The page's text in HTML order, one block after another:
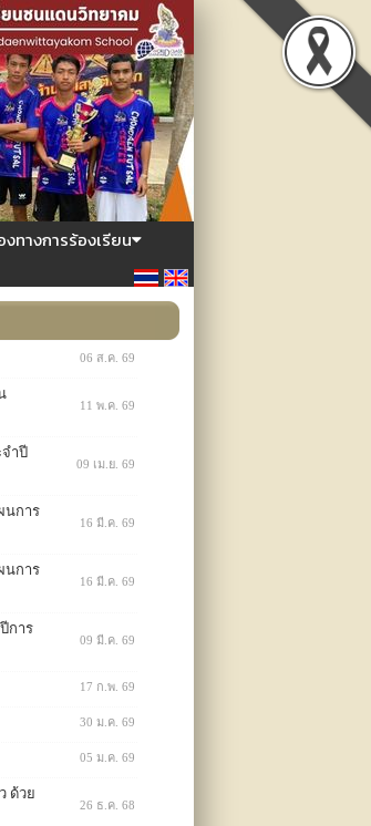
งทางการร้องเรียน
06 ส.ค. 69
11 พ.ค. 69
ำปี
09 เม.ย. 69
นการ
16 มี.ค. 69
นการ
16 มี.ค. 69
การ
09 มี.ค. 69
17 ก.พ. 69
30 ม.ค. 69
05 ม.ค. 69
ด้วย
26 ธ.ค. 68